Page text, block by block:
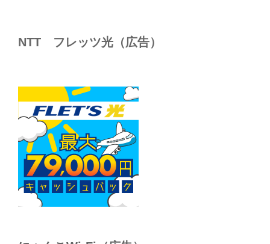
NTT フレッツ光（広告）